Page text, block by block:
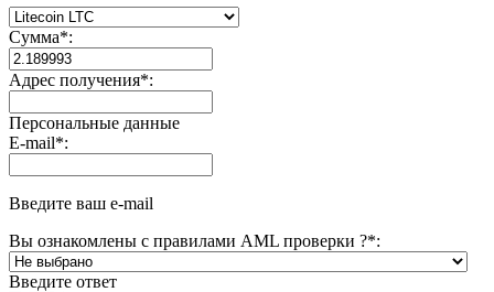
Сумма*:
Адрес получения*:
Персональные данные
E-mail*:
Введите ваш e-mail
Вы ознакомлены с правилами AML проверки ?*:
Введите ответ